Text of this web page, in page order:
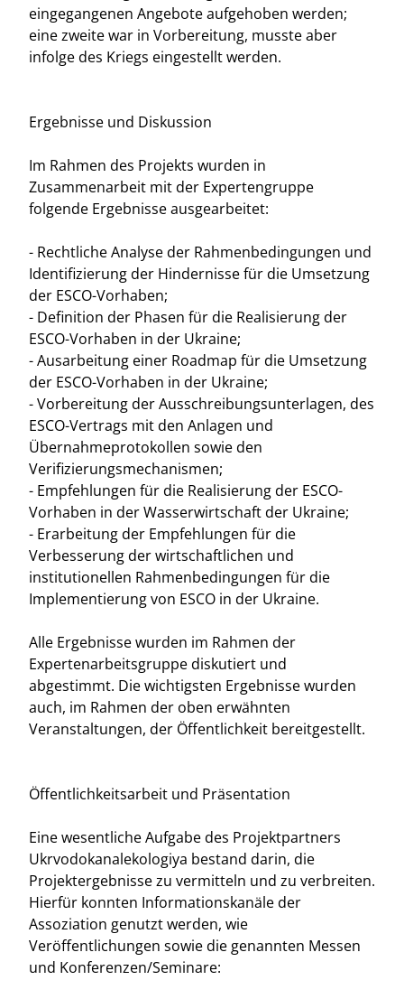
eingegangenen Angebote aufgehoben werden;
eine zweite war in Vorbereitung, musste aber
infolge des Kriegs eingestellt werden.
Ergebnisse und Diskussion
Im Rahmen des Projekts wurden in
Zusammenarbeit mit der Expertengruppe
folgende Ergebnisse ausgearbeitet:
- Rechtliche Analyse der Rahmenbedingungen und
Identifizierung der Hindernisse für die Umsetzung
der ESCO-Vorhaben;
- Definition der Phasen für die Realisierung der
ESCO-Vorhaben in der Ukraine;
- Ausarbeitung einer Roadmap für die Umsetzung
der ESCO-Vorhaben in der Ukraine;
- Vorbereitung der Ausschreibungsunterlagen, des
ESCO-Vertrags mit den Anlagen und
Übernahmeprotokollen sowie den
Verifizierungsmechanismen;
- Empfehlungen für die Realisierung der ESCO-
Vorhaben in der Wasserwirtschaft der Ukraine;
- Erarbeitung der Empfehlungen für die
Verbesserung der wirtschaftlichen und
institutionellen Rahmenbedingungen für die
Implementierung von ESCO in der Ukraine.
Alle Ergebnisse wurden im Rahmen der
Expertenarbeitsgruppe diskutiert und
abgestimmt. Die wichtigsten Ergebnisse wurden
auch, im Rahmen der oben erwähnten
Veranstaltungen, der Öffentlichkeit bereitgestellt.
Öffentlichkeitsarbeit und Präsentation
Eine wesentliche Aufgabe des Projektpartners
Ukrvodokanalekologiya bestand darin, die
Projektergebnisse zu vermitteln und zu verbreiten.
Hierfür konnten Informationskanäle der
Assoziation genutzt werden, wie
Veröffentlichungen sowie die genannten Messen
und Konferenzen/Seminare: